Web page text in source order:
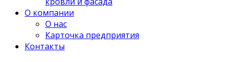
О компании
О нас
Карточка предприятия
Контакты